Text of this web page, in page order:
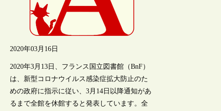
2020年03月16日
2020年3月13日、フランス国立図書館（BnF）
は、新型コロナウイルス感染症拡大防止のた
めの政府に指示に従い、3月14日以降通知があ
るまで全館を休館すると発表しています。全